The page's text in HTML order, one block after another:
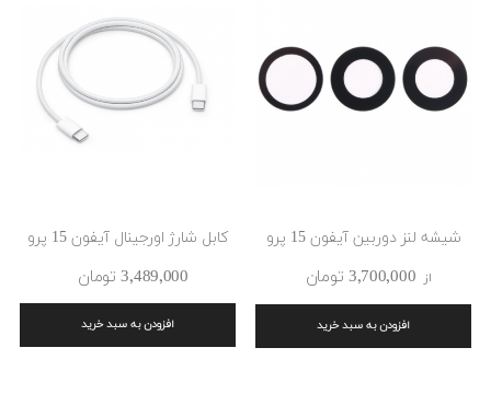
شیشه لنز دوربین آیفون 15 پرو
از 3٬700٬000 ‎تومان
افزودن به سبد خرید
کابل شارژ اورجینال آیفون 15 پرو
3٬489٬000 ‎تومان
افزودن به سبد خرید